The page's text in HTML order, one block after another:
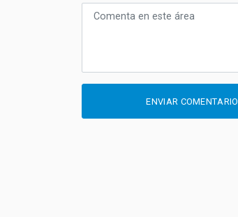
ENVIAR COMENTARIO